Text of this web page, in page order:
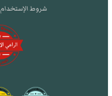
شروط الإستخدام